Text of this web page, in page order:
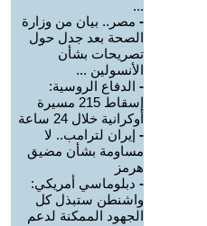
...
- مصر.. بيان من وزارة
الصحة بعد جدل حول
تصريحات بشأن
الأنسولين ...
- الدفاع الروسية:
إسقاط 215 مسيرة
أوكرانية خلال 24 ساعة
- إيران لترامب.. لا
مساومة بشأن مضيق
هرمز
- دبلوماسي أمريكي:
واشنطن ستبذل كل
الجهود الممكنة لدعم